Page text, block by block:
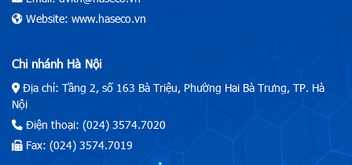
Website: www.haseco.vn
Chi nhánh Hà Nội
Địa chỉ: Tầng 2, số 163 Bà Triệu, Phường Hai Bà Trưng, TP. Hà
Nội
Điện thoại: (024) 3574.7020
Fax: (024) 3574.7019